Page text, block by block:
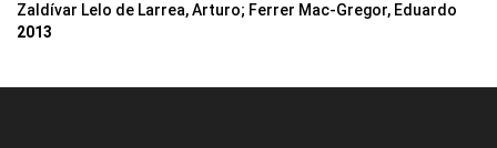
Zaldívar Lelo de Larrea, Arturo; Ferrer Mac-Gregor, Eduardo
2013